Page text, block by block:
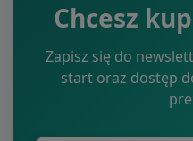
Chcesz
Zapisz się do
start oraz dostęp